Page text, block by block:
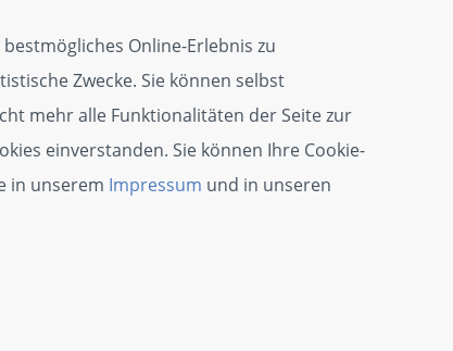
Online-Erlebnis zu
Zwecke. Sie können selbst
mehr alle Funktionalitäten der Seite zur
einverstanden. Sie können Ihre Cookie-
in unserem Impressum und in unseren